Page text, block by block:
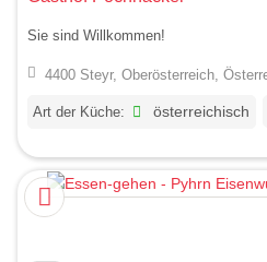
Sie sind Willkommen!
4400 Steyr, Oberösterreich,
Art der Küche: österreichisch